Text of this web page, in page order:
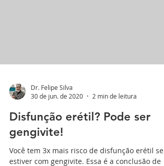
30 de jun. de 2020
2 min de leitura
Disfunção erétil? Pode ser
gengivite!